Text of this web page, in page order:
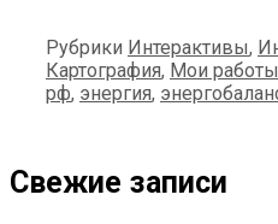
Рубрики Интерактивы,
Картография, Мои работы
рф, энергия,
Свежие записи